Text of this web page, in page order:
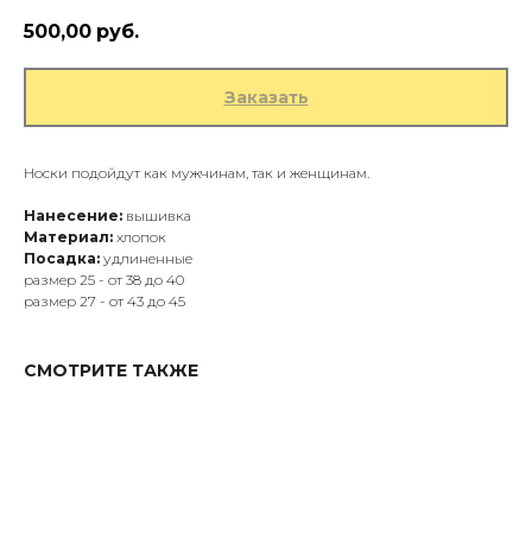
500,00 руб.
Заказать
Носки подойдут как мужчинам, так и женщинам.
Нанесение: вышивка
Материал: хлопок
Посадка: удлиненные
размер 25 - от 38 до 40
размер 27 - от 43 до 45
СМОТРИТЕ ТАКЖЕ